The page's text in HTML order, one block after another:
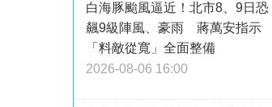
白海豚颱風逼近！北市8、9日恐
飆9級陣風、豪雨 蔣萬安指示
「料敵從寬」全面整備
2026-08-06 16:00